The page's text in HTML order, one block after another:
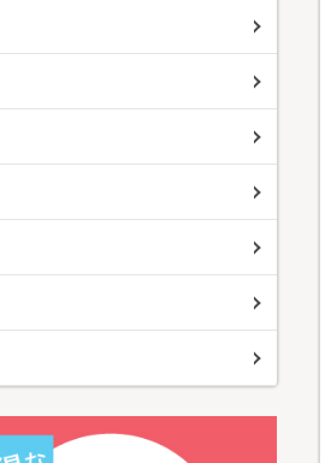
特別価格
／計20食セット
¥9,980（税込）
特別価格
送料無料
源＆ソーラーパネル
セット
¥50,980
¥39,980